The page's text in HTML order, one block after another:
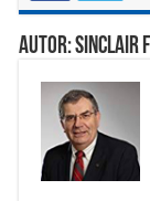
Autor: Sinclair